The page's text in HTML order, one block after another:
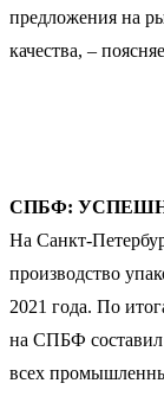
предложения на
качества, –
СПБФ:
На Санкт-
производство
2021 года. По
на СПБФ составил
всех